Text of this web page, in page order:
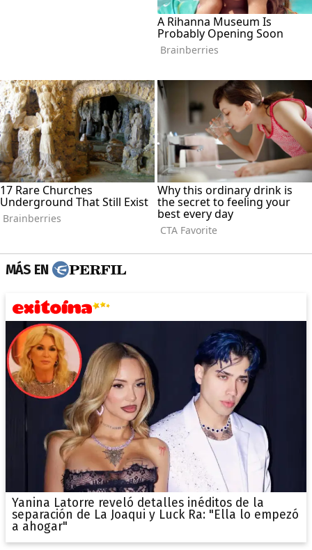
MÁS EN
Yanina Latorre reveló detalles inéditos de la
separación de La Joaqui y Luck Ra: "Ella lo empezó
a ahogar"